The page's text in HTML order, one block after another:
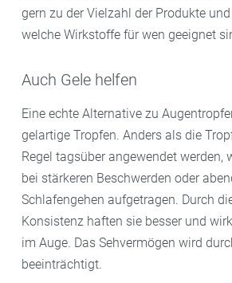
gern zu der Vielzahl der Produkte
welche Wirkstoffe für wen geeignet
Auch Gele helfen
Eine echte Alternative zu
gelartige Tropfen. Anders als die
Regel tagsüber angewendet werden,
bei stärkeren Beschwerden oder
Schlafengehen aufgetragen. Durch
Konsistenz haften sie besser und
im Auge. Das Sehvermögen wird
beeinträchtigt.